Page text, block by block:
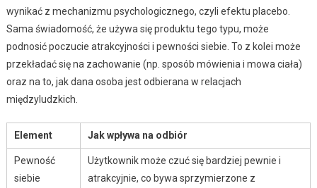
wynikać z mechanizmu psychologicznego, czyli efektu placebo.
Sama świadomość, że używa się produktu tego typu, może
podnosić poczucie atrakcyjności i pewności siebie. To z kolei może
przekładać się na zachowanie (np. sposób mówienia i mowa ciała)
oraz na to, jak dana osoba jest odbierana w relacjach
międzyludzkich.
Element Jak wpływa na odbiór
Pewność
siebie
Użytkownik może czuć się bardziej pewnie i
atrakcyjnie, co bywa sprzymierzone z